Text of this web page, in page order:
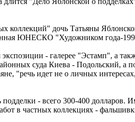
коллекций" дочь Татьяны
ЮНЕСКО "Художником года-
- галерее "Эстамп", а
суда Киева - Подольский, а
"речь идет не о личных
- всего 300-400
в частных коллекциях -